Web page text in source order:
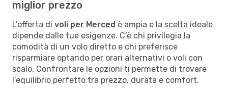
miglior prezzo
L’offerta di voli per Merced è ampia e la scelta ideale
dipende dalle tue esigenze. C’è chi privilegia la
comodità di un volo diretto e chi preferisce
risparmiare optando per orari alternativi o voli con
scalo. Confrontare le opzioni ti permette di trovare
l’equilibrio perfetto tra prezzo, durata e comfort.